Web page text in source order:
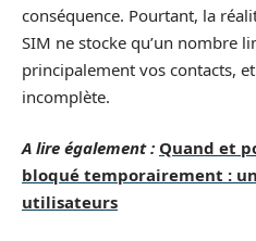
conséquence. Pourtant, la
SIM ne stocke qu’un nombre
principalement vos contacts,
incomplète.
A lire également : Quand et
bloqué temporairement :
utilisateurs